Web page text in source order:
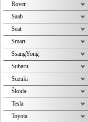
Rover
Saab
Seat
Smart
SsangYong
Subaru
Suzuki
Škoda
Tesla
Toyota